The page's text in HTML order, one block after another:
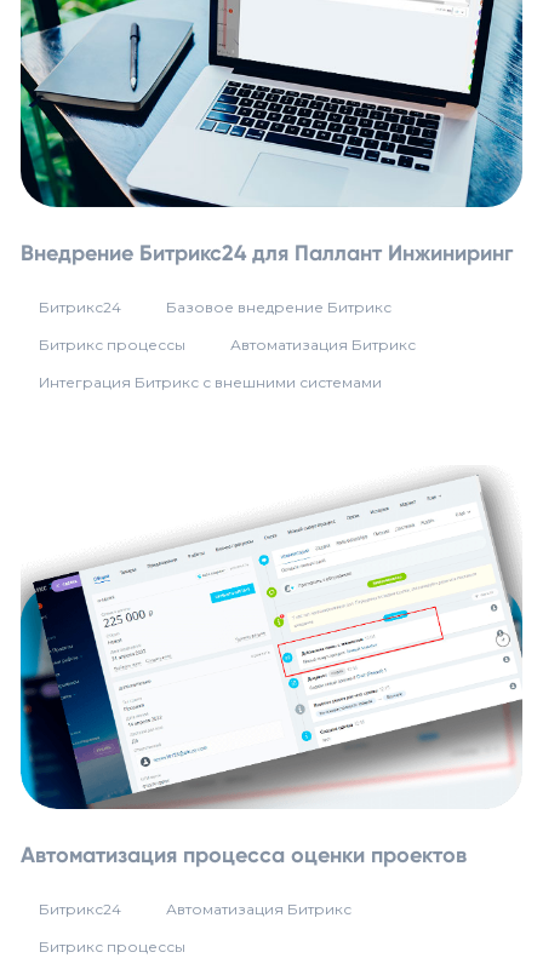
Внедрение Битрикс24 для Паллант Инжиниринг
Битрикс24 Базовое внедрение Битрикс
Битрикс процессы Автоматизация Битрикс
Интеграция Битрикс с внешними системами
Автоматизация процесса оценки проектов
Битрикс24 Автоматизация Битрикс
Битрикс процессы